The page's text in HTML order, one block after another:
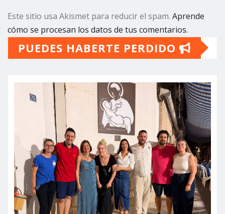
Este sitio usa Akismet para reducir el spam. Aprende
cómo se procesan los datos de tus comentarios.
PUEDES HABERTE PERDIDO